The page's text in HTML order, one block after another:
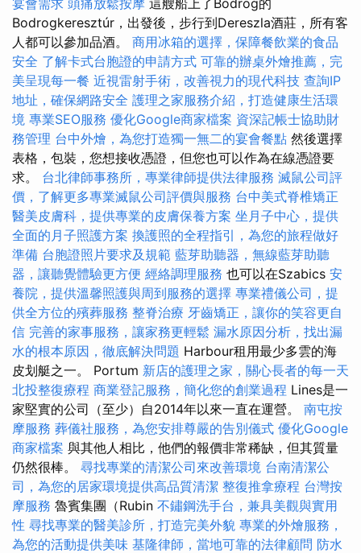
宴會需求 頭痛放鬆按摩 這艘船上了Bodrog的
Bodrogkeresztúr，出發後，步行到Dereszla酒莊，所有客
人都可以參加品酒。 商用冰箱的選擇，保障餐飲業的食品
安全 了解卡式台胞證的申請方式 可靠的辦桌外燴推薦，完
美呈現每一餐 近視雷射手術，改善視力的現代科技 查詢IP
地址，確保網路安全 護理之家服務介紹，打造健康生活環
境 專業SEO服務 優化Google商家檔案 資深記帳士協助財
務管理 台中外燴，為您打造獨一無二的宴會餐點 然後選擇
表格，包裝，您想接收憑證，但您也可以作為在線憑證要
求。 台北律師事務所，專業律師提供法律服務 滅鼠公司評
價，了解更多專業滅鼠公司評價與服務 台中美式脊椎矯正
醫美皮膚科，提供專業的皮膚保養方案 坐月子中心，提供
全面的月子照護方案 換護照的全程指引，為您的旅程做好
準備 台胞證照片要求及規範 藍芽助聽器，無線藍芽助聽
器，讓聽覺體驗更方便 經絡調理服務 也可以在Szabics 安
養院，提供溫馨照護與周到服務的選擇 專業禮儀公司，提
供全方位的殯葬服務 整脊治療 牙齒矯正，讓你的笑容更自
信 完善的家事服務，讓家務更輕鬆 漏水原因分析，找出漏
水的根本原因，徹底解決問題 Harbour租用最少多雲的海
皮划艇之一。 Portum 新店的護理之家，關心長者的每一天
北投整復療程 商業登記服務，簡化您的創業過程 Lines是一
家堅實的公司（至少）自2014年以來一直在運營。 南屯按
摩服務 葬儀社服務，為您安排尊嚴的告別儀式 優化Google
商家檔案 與其他人相比，他們的報價非常稀缺，但其質量
仍然很棒。 尋找專業的清潔公司來改善環境 台南清潔公
司，為您的居家環境提供高品質清潔 整復推拿療程 台灣按
摩服務 魯賓集團（Rubin 不鏽鋼洗手台，兼具美觀與實用
性 尋找專業的醫美診所，打造完美外貌 專業的外燴服務，
為您的活動提供美味 基隆律師，當地可靠的法律顧問 防水